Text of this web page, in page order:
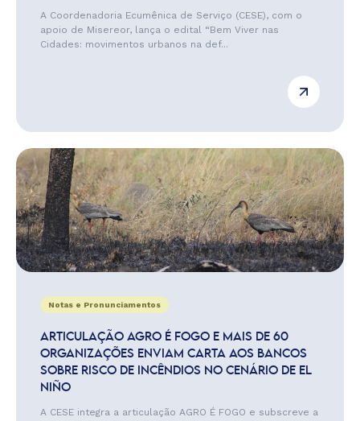
A Coordenadoria Ecumênica de Serviço (CESE), com o
apoio de Misereor, lança o edital “Bem Viver nas
Cidades: movimentos urbanos na def...
Notas e Pronunciamentos
ARTICULAÇÃO AGRO É FOGO E MAIS DE 60
ORGANIZAÇÕES ENVIAM CARTA AOS BANCOS
SOBRE RISCO DE INCÊNDIOS NO CENÁRIO DE EL
NIÑO
A CESE integra a articulação AGRO É FOGO e subscreve a